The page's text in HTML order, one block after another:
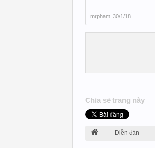
mrpham 30/1/18
Chia sẻ trang này
Diễn đàn